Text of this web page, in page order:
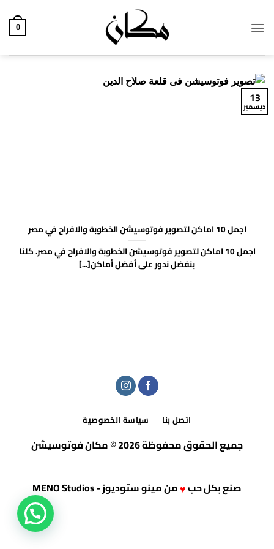
للمحتوى
0
اجمل 10 اماكن لتصوير فوتوسيشن الخطوبة والافراح في مصر
اجمل 10 اماكن لتصوير فوتوسيشن الخطوبة والافراح في مصر. كلنا
بنفضل ندور على أفضل أماكن[...]
13
ديسمبر
اتصل بنا سياسة الخصوصية
جميع الحقوق محفوظة 2026 © مكان فوتوسيشن
صنع بكل حب♥منمينو ستوديوز - MENO Studios